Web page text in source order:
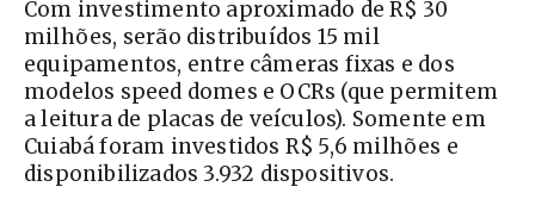
Com investimento aproximado de R$ 30
milhões, serão distribuídos 15 mil
equipamentos, entre câmeras fixas e dos
modelos speed domes e OCRs (que permitem
a leitura de placas de veículos). Somente em
Cuiabá foram investidos R$ 5,6 milhões e
disponibilizados 3.932 dispositivos.